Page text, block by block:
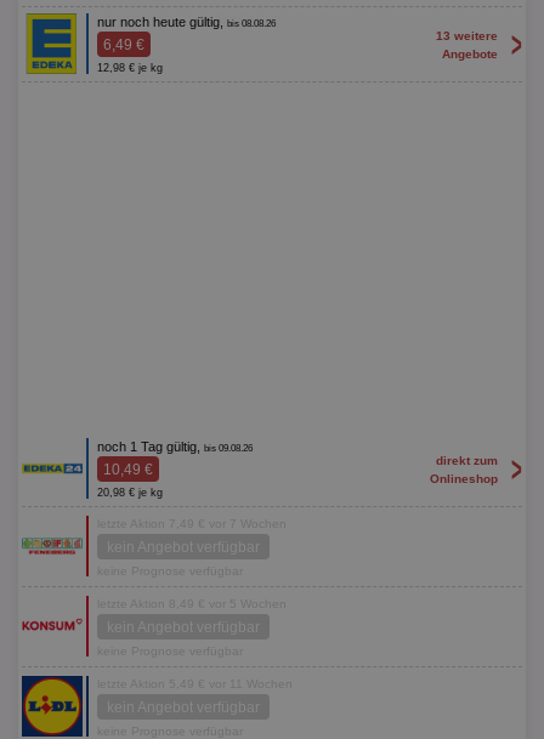
nur noch heute gültig, bis 08.08.26
6,49 €
12,98 € je kg
13 weitere
Angebote
>
noch 1 Tag gültig, bis 09.08.26
10,49 €
20,98 € je kg
direkt zum
Onlineshop
>
letzte Aktion 7,49 € vor 7 Wochen
kein Angebot verfügbar
keine Prognose verfügbar
letzte Aktion 8,49 € vor 5 Wochen
kein Angebot verfügbar
keine Prognose verfügbar
letzte Aktion 5,49 € vor 11 Wochen
kein Angebot verfügbar
keine Prognose verfügbar